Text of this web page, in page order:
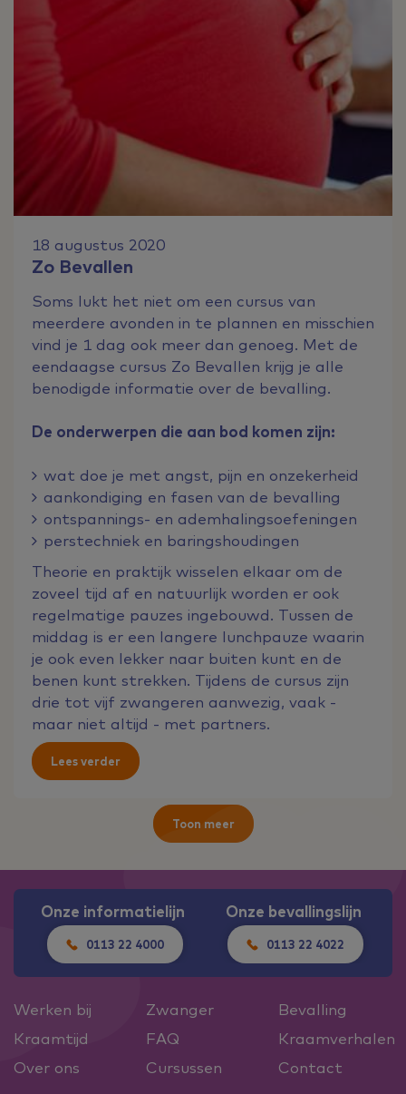
18 augustus 2020
Zo Bevallen
Soms lukt het niet om een cursus van
meerdere avonden in te plannen en misschien
vind je 1 dag ook meer dan genoeg. Met de
eendaagse cursus Zo Bevallen krijg je alle
benodigde informatie over de bevalling.
De onderwerpen die aan bod komen zijn:
wat doe je met angst, pijn en onzekerheid
aankondiging en fasen van de bevalling
ontspannings- en ademhalingsoefeningen
perstechniek en baringshoudingen
Theorie en praktijk wisselen elkaar om de
zoveel tijd af en natuurlijk worden er ook
regelmatige pauzes ingebouwd. Tussen de
middag is er een langere lunchpauze waarin
je ook even lekker naar buiten kunt en de
benen kunt strekken. Tijdens de cursus zijn
drie tot vijf zwangeren aanwezig, vaak -
maar niet altijd - met partners.
Lees verder
Toon meer
Onze informatielijn
0113 22 4000
Onze bevallingslijn
0113 22 4022
Werken bij Zwanger
Bevalling
Kraamtijd
FAQ
Kraamverhalen
Over ons
Cursussen Contact